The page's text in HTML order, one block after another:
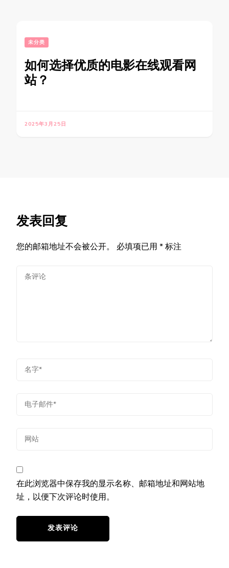
未分类
如何选择优质的电影在线观看网
站？
2025年3月25日
发表回复
您的邮箱地址不会被公开。 必填项已用 *标注
在此浏览器中保存我的显示名称、邮箱地址和网站地
址，以便下次评论时使用。